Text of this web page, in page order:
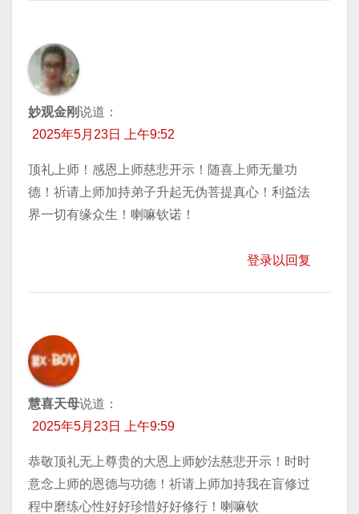
妙观金刚说道：
2025年5月23日 上午9:52
顶礼上师！感恩上师慈悲开示！随喜上师无量功
德！祈请上师加持弟子升起无伪菩提真心！利益法
界一切有缘众生！喇嘛钦诺！
登录以回复
慧喜天母说道：
2025年5月23日 上午9:59
恭敬顶礼无上尊贵的大恩上师妙法慈悲开示！时时
意念上师的恩德与功德！祈请上师加持我在盲修过
程中磨练心性好好珍惜好好修行！喇嘛钦